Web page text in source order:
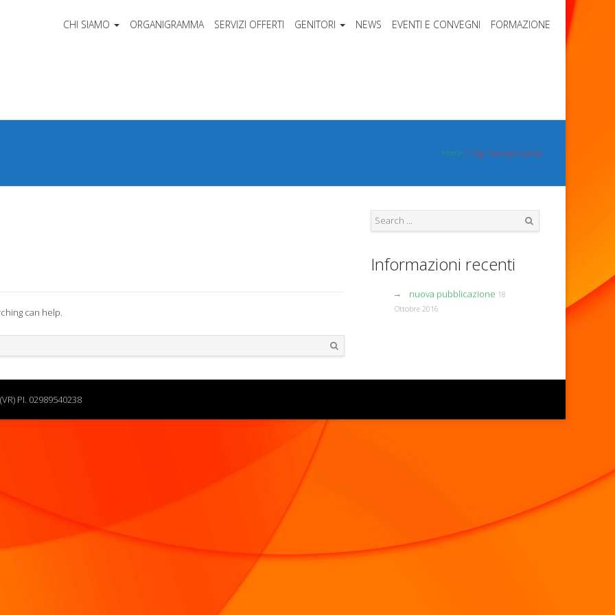
CHI SIAMO ORGANIGRAMMA SERVIZI OFFERTI GENITORI NEWS EVENTI E CONVEGNI FORMAZIONE
Home Tag: new sport jersey
can help.
Informazioni recenti
nuova pubblicazione 18
Ottobre 2016
PI. 02989540238